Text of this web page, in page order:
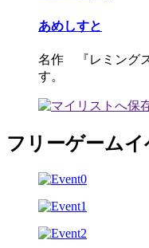
あめしすと
名作 『レミング
す。
フリーゲームイ